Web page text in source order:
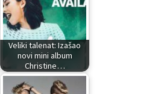
Veliki talenat: Izašao
novi mini album
Christine…